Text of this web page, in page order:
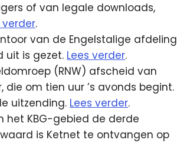
of van legale downloads,
verder.
van de Engelstalige afdeling
uit is gezet. Lees verder.
(RNW) afscheid van
om tien uur ’s avonds begint.
uitzending. Lees verder.
het KBG-gebied de derde
is Ketnet te ontvangen op